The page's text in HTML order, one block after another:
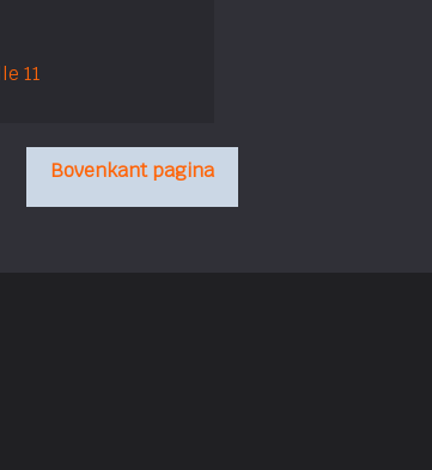
11
Bovenkant pagina